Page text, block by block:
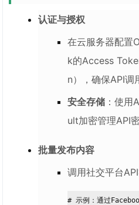
认证与授权
在云服务器配置
k的Access
n），确保API调
安全存储 ：使
ult加密管理API
批量发布内容
调用社交平台
# 示例：通过